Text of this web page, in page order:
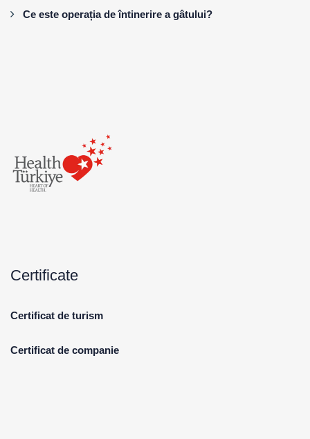
Ce este operația de întinerire a gâtului?
Certificate
Certificat de turism
Certificat de companie